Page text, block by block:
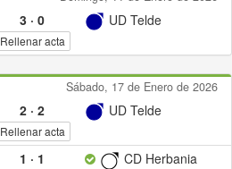
3· 0 UD Telde
Rellenar acta
Sábado, 17 de Enero de 2026
2· 2 UD Telde
Rellenar acta
1 · 1 CD Herbania